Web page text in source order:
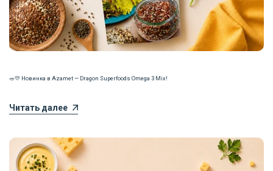
🥗💛 Новинка в Azamet — Dragon Superfoods Omega 3 Mix!
Читать далее